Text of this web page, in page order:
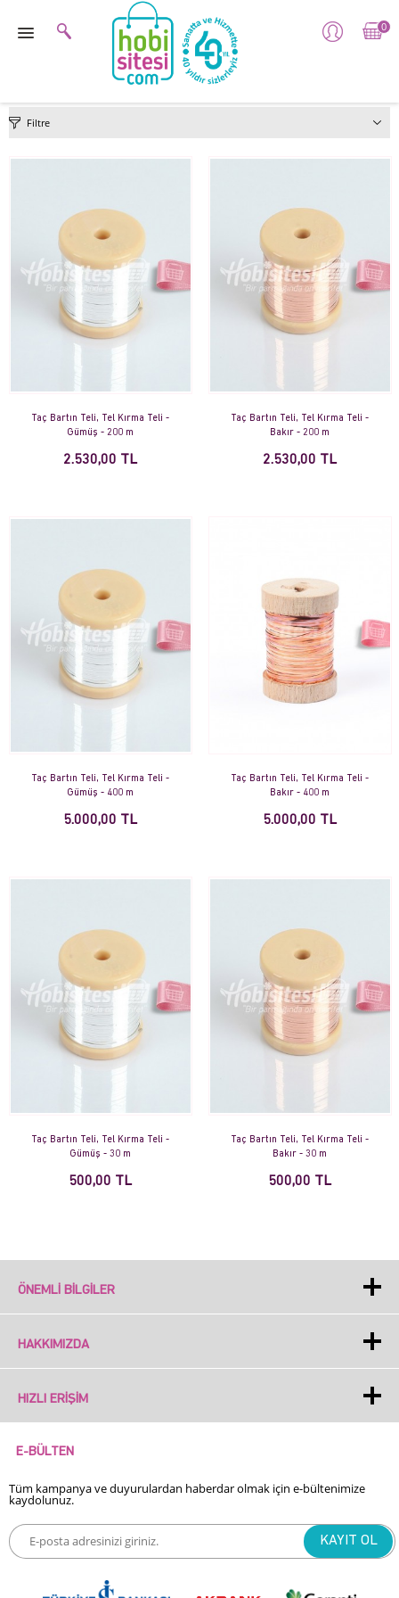
0
Filtre
Taç Bartın Teli, Tel Kırma Teli -
Gümüş - 200 m
2.530,00 TL
Taç Bartın Teli, Tel Kırma Teli -
Bakır - 200 m
2.530,00 TL
Taç Bartın Teli, Tel Kırma Teli -
Gümüş - 400 m
5.000,00 TL
Taç Bartın Teli, Tel Kırma Teli -
Bakır - 400 m
5.000,00 TL
Taç Bartın Teli, Tel Kırma Teli -
Gümüş - 30 m
500,00 TL
Taç Bartın Teli, Tel Kırma Teli -
Bakır - 30 m
500,00 TL
ÖNEMLI BILGILER
HAKKIMIZDA
HIZLI ERIŞIM
E-BÜLTEN
Tüm kampanya ve duyurulardan haberdar olmak için e-bültenimize
kaydolunuz.